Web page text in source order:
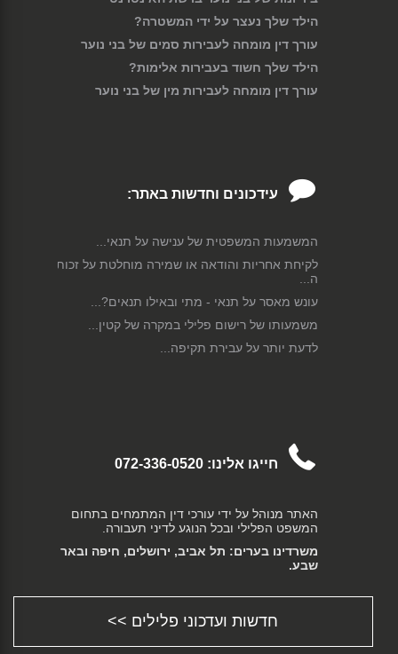
הילד שלך נעצר על ידי המשטרה?
עורך דין מומחה לעבירות סמים של בני נוער
הילד שלך חשוד בעבירות אלימות?
עורך דין מומחה לעבירות מין של בני נוער
עידכונים וחדשות באתר:
המשמעות המשפטית של ענישה על תנאי...
לקיחת אחריות והודאה או שמירה מוחלטת על זכות
ה...
עונש מאסר על תנאי - מתי ובאילו תנאים?...
משמעותו של רישום פלילי במקרה של קטין...
לדעת יותר על עבירת תקיפה...
האשימו אותך בבעילת קטינה?...
אישום בעבירות מין מחייב ייצוג של עורך דין מעו...
חשוד בביצוע מעשה סדום? הוגש נגדך כתב
ביצוע עבירות מין בקטינ/ה...
אישום?...
ייצוג משפטי במקרה של חשד לביצוע מעשה
חייגו אלינו: 072-336-0520
האתר מנוהל על ידי עורכי דין המתמחים בתחום
המשפט הפלילי ובכל הנוגע לדיני תעבורה.
משרדינו בערים: תל אביב, ירושלים, חיפה ובאר
שבע.
חדשות ועדכוני פלילים >>